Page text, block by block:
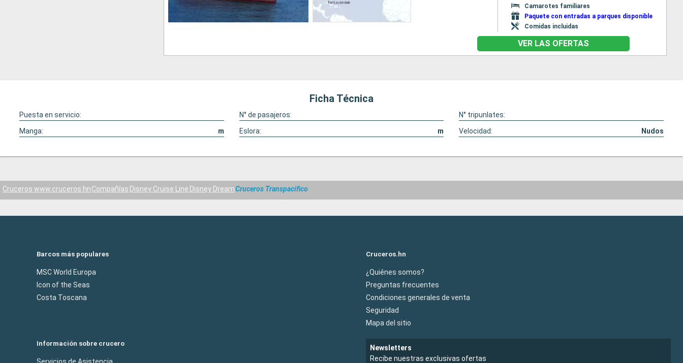
Camarotes familiares
Paquete con entradas a parques disponible
Comidas incluidas
VER LAS OFERTAS
Ficha Técnica
Puesta en servicio: N° de pasajeros:
N° tripunlates:
Manga:
m Eslora: m Velocidad: Nudos
Cruceros www.cruceros.hnCompañías Disney Cruise Line Disney DreamCruceros Transpacifico
Barcos más populares
MSC World Europa
Icon of the Seas
Costa Toscana
Cruceros.hn
¿Quiénes somos?
Preguntas frecuentes
Condiciones generales de venta
Seguridad
Mapa del sitio
Información sobre crucero
Newsletters
Recibe nuestras exclusivas ofertas